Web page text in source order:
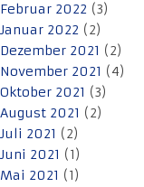
Februar 2022 (3)
Januar 2022 (2)
Dezember 2021 (2)
November 2021 (4)
Oktober 2021 (3)
August 2021 (2)
Juli 2021 (2)
Juni 2021 (1)
Mai 2021 (1)